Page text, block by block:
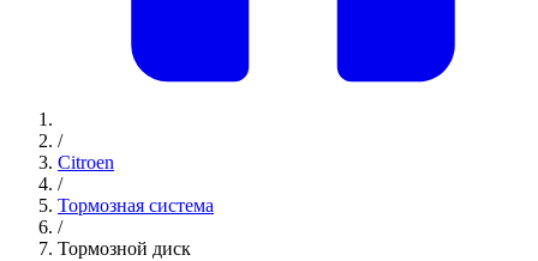
/
Citroen
/
Тормозная система
/
Тормозной диск